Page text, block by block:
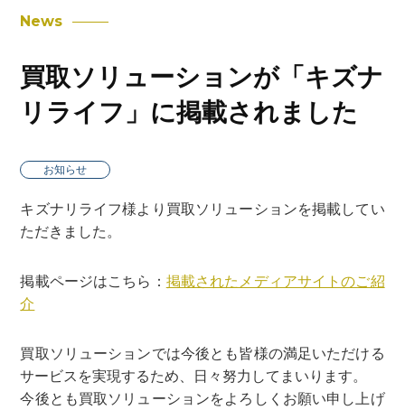
News
買取ソリューションが「キズナ
リライフ」に掲載されました
お知らせ
キズナリライフ様より買取ソリューションを掲載してい
ただきました。
掲載ページはこちら： 掲載されたメディアサイトのご紹
介
買取ソリューションでは今後とも皆様の満足いただける
サービスを実現するため、日々努力してまいります。
今後とも買取ソリューションをよろしくお願い申し上げ